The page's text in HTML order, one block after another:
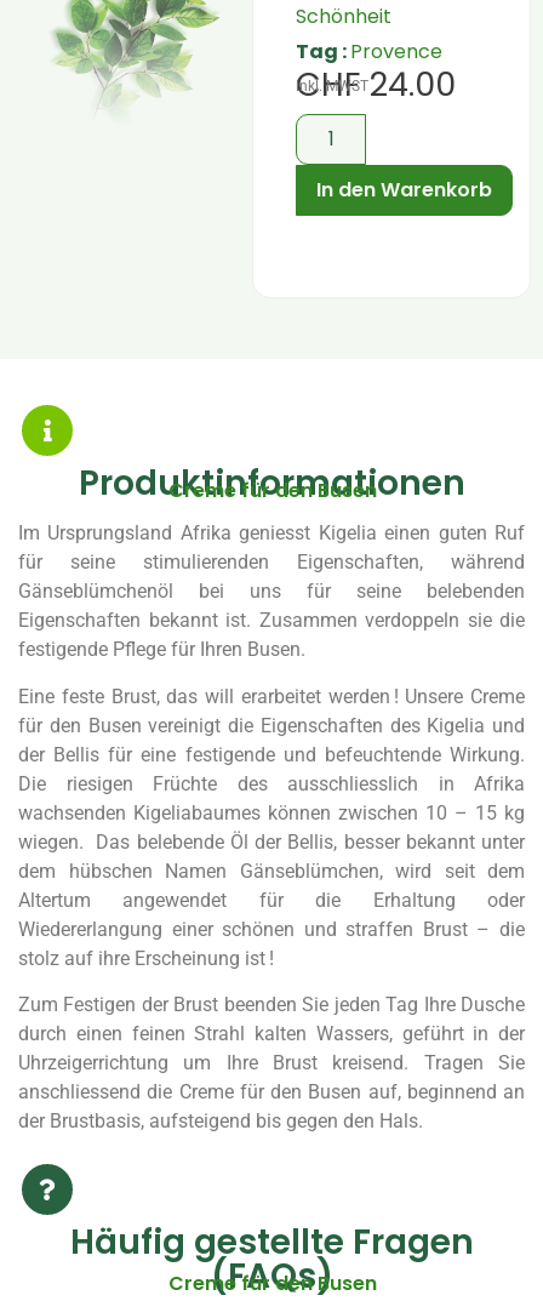
Schönheit
Tag :Provence
CHF24.00
inkl. MWST
In den Warenkorb
Produktinformationen
Creme für den Busen
Im Ursprungsland Afrika geniesst Kigelia einen guten Ruf
für seine stimulierenden Eigenschaften, während
Gänseblümchenöl bei uns für seine belebenden
Eigenschaften bekannt ist. Zusammen verdoppeln sie die
festigende Pflege für Ihren Busen.
Eine feste Brust, das will erarbeitet werden ! Unsere Creme
für den Busen vereinigt die Eigenschaften des Kigelia und
der Bellis für eine festigende und befeuchtende Wirkung.
Die riesigen Früchte des ausschliesslich in Afrika
wachsenden Kigeliabaumes können zwischen 10 – 15 kg
wiegen. Das belebende Öl der Bellis, besser bekannt unter
dem hübschen Namen Gänseblümchen, wird seit dem
Altertum angewendet für die Erhaltung oder
Wiedererlangung einer schönen und straffen Brust – die
stolz auf ihre Erscheinung ist !
Zum Festigen der Brust beenden Sie jeden Tag Ihre Dusche
durch einen feinen Strahl kalten Wassers, geführt in der
Uhrzeigerrichtung um Ihre Brust kreisend. Tragen Sie
anschliessend die Creme für den Busen auf, beginnend an
der Brustbasis, aufsteigend bis gegen den Hals.
Häufig gestellte Fragen
(FAQs)
Creme für den Busen